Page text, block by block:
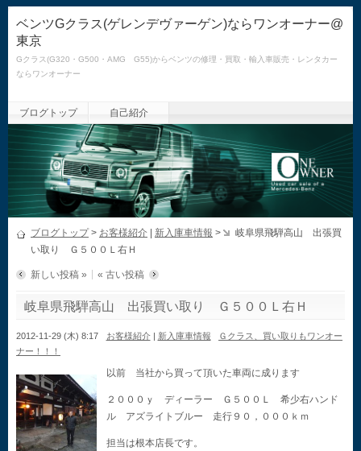
ベンツGクラス(ゲレンデヴァーゲン)ならワンオーナー@
東京
Gクラス(G320・G500・AMG G55)からベンツの修理・買取・輸入車販売・レンタカー
ならワンオーナー
ブログトップ 自己紹介
ブログトップ> お客様紹介 新入庫車情報 >
岐阜県飛騨高山 出張買
い取り Ｇ５００Ｌ右Ｈ
新しい投稿 » « 古い投稿
岐阜県飛騨高山 出張買い取り Ｇ５００Ｌ右Ｈ
2012-11-29 (木) 8:17 お客様紹介| 新入庫車情報
Ｇクラス、買い取りもワンオー
ナー！！！
以前 当社から買って頂いた車両に成ります
２０００ｙ ディーラー Ｇ５００Ｌ 希少右ハンド
ル アズライトブルー 走行９０，０００ｋｍ
担当は根本店長です。